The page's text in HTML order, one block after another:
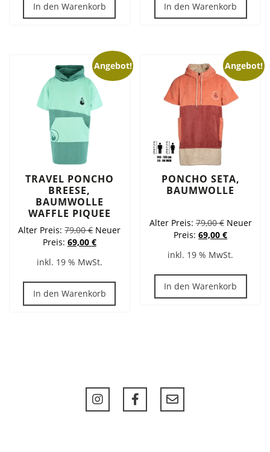
In den Warenkorb In den Warenkorb
Angebot!
TRAVEL PONCHO
BREESE,
BAUMWOLLE
WAFFLE PIQUEE
Alter Preis: 79,00€ Ursprünglicher
Preis
79,00 €
Neuer
Preis: 69,00 €Aktueller
ist:
inkl. 19 % MwSt.
In den Warenkorb
Angebot!
PONCHO SETA,
BAUMWOLLE
Alter Preis: 79,00€
Preis
79,00 €
Neuer
Preis: 69,00€Aktueller
ist:
inkl. 19 % MwSt.
In den Warenkorb